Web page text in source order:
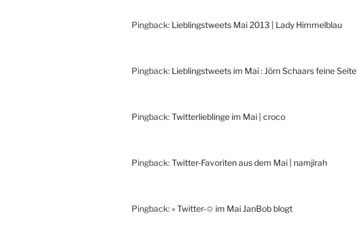
Pingback: Lieblingstweets Mai 2013 | Lady Himmelblau
Pingback: Lieblingstweets im Mai : Jörn Schaars feine Seite
Pingback:Twitterlieblinge im Mai | croco
Pingback:Twitter-Favoriten aus dem Mai | namjirah
Pingback: » Twitter-✩ im Mai JanBob blogt